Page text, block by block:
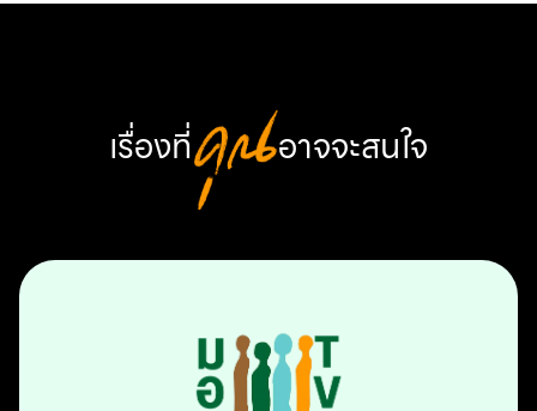
เรื่องที่คุณ อาจจะสนใจ